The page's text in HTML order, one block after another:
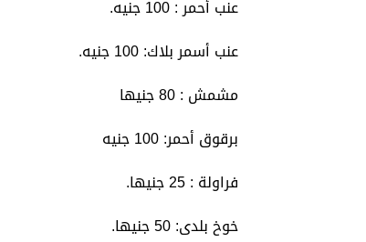
عنب أحمر : 100 جنيه.
عنب أسمر بلاك: 100 جنيه.
مشمش : 80 جنيها
برقوق أحمر: 100 جنيه
فراولة : 25 جنيها.
خوخ بلدى: 50 جنيها.